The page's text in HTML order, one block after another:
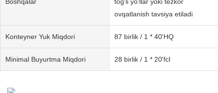
ovqatlanish tavsiya etiladi
Konteyner Yuk Miqdori 87 birlik / 1 * 40'HQ
Minimal Buyurtma Miqdori 28 birlik / 1 * 20'fcl